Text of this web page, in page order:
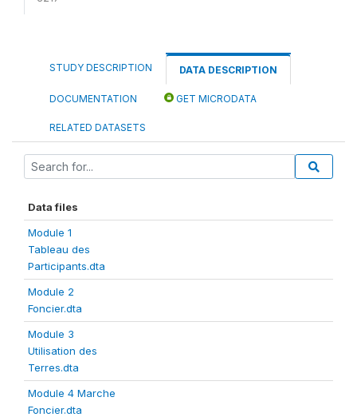
STUDY DESCRIPTION DATA DESCRIPTION
DOCUMENTATION GET MICRODATA
RELATED DATASETS
Data files
Module 1
Tableau des
Participants.dta
Module 2
Foncier.dta
Module 3
Utilisation des
Terres.dta
Module 4 Marche
Foncier.dta